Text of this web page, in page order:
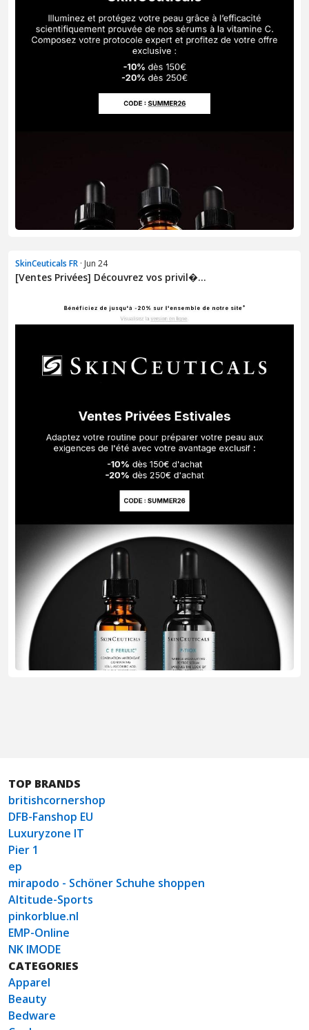
SkinCeuticals FR · Jun 24
[Ventes Privées] Découvrez vos privil�...
TOP BRANDS
britishcornershop
DFB-Fanshop EU
Luxuryzone IT
Pier 1
ep
mirapodo - Schöner Schuhe shoppen
Altitude-Sports
pinkorblue.nl
EMP-Online
NK IMODE
CATEGORIES
Apparel
Beauty
Bedware